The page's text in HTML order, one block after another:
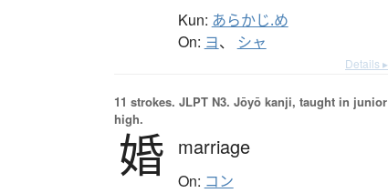
Kun: あらかじ.め
On: ヨ、 シャ
Details ▸
11 strokes. JLPT N3. Jōyō kanji, taught in junior
high.
婚 marriage
On: コン